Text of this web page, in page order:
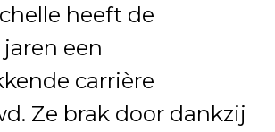
heeft de
een
carrière
Ze brak door dankzij